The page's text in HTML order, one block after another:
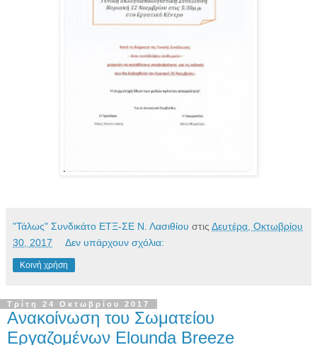
"Τάλως" Συνδικάτο ΕΤΞ-ΣΕ Ν. Λασιθίου στις Δευτέρα, Οκτωβρίου
30, 2017
Δεν υπάρχουν σχόλια:
Κοινή χρήση
Τρίτη 24 Οκτωβρίου 2017
Ανακοίνωση του Σωματείου
Εργαζομένων Elounda Breeze